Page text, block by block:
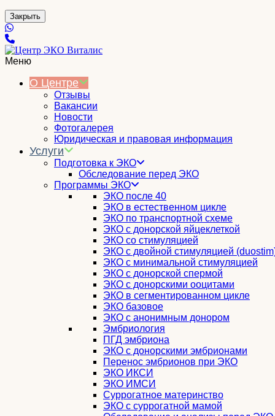
Закрыть
Меню
О Центре
Отзывы
Вакансии
Новости
Фотогалерея
Юридическая и правовая информация
Услуги
Подготовка к ЭКО
Обследование перед ЭКО
Программы ЭКО
ЭКО после 40
ЭКО в естественном цикле
ЭКО по транспортной схеме
ЭКО с донорской яйцеклеткой
ЭКО со стимуляцией
ЭКО с двойной стимуляцией
ЭКО с минимальной стимуляцией
ЭКО с донорской спермой
ЭКО с донорскими ооцитами
ЭКО в сегментированном цикле
ЭКО базовое
ЭКО с анонимным донором
Эмбриология
ПГД эмбриона
ЭКО с донорскими эмбрионами
Перенос эмбрионов при ЭКО
ЭКО ИКСИ
ЭКО ИМСИ
Суррогатное материнство
ЭКО с суррогатной мамой